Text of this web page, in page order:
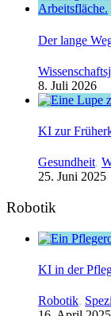
Der lange
8. Juli 2026
KI zur
Gesundheit,
25. Juni 2025
Robotik
KI in der
Robotik,